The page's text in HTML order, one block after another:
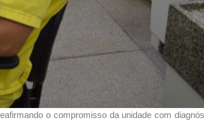
o compromisso da unidade com